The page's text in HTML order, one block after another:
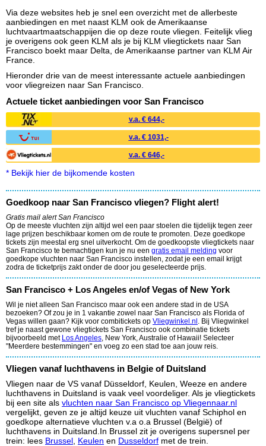
Via deze websites heb je snel een overzicht met de allerbeste
aanbiedingen en met naast KLM ook de Amerikaanse
luchtvaartmaatschappijen die op deze route vliegen. Feitelijk vlieg
je overigens ook geen KLM als je bij KLM vliegtickets naar San
Francisco boekt maar Delta, de Amerikaanse partner van KLM Air
France.
Hieronder drie van de meest interessante actuele aanbiedingen
voor vliegreizen naar San Francisco.
Actuele ticket aanbiedingen voor San Francisco
v.a. € 644,-
v.a. € 1031,-
v.a. € 646,-
* Bekijk hier de bijkomende kosten
Goedkoop naar San Francisco vliegen? Flight alert!
Gratis mail alert San Francisco
Op de meeste vluchten zijn altijd wel een paar stoelen die tijdelijk tegen zeer
lage prijzen beschikbaar komen om de route te promoten. Deze goedkope
tickets zijn meestal erg snel uitverkocht. Om de goedkoopste vliegtickets naar
San Francisco te bemachtigen kun je nu een gratis email melding voor
goedkope vluchten naar San Francisco instellen, zodat je een email krijgt
zodra de ticketprijs zakt onder de door jou geselecteerde prijs.
San Francisco + Los Angeles en/of Vegas of New York
Wil je niet alleen San Francisco maar ook een andere stad in de USA
bezoeken? Of zou je in 1 vakantie zowel naar San Francisco als Florida of
Vegas willen gaan? Kijk voor combitickets op Vliegwinkel.nl . Bij Vliegwinkel
tref je naast gewone vliegtickets San Francisco ook combinatie tickets
bijvoorbeeld met Los Angeles, New York, Australie of Hawaii! Selecteer
"Meerdere bestemmingen" en voeg zo een stad toe aan jouw reis.
Vliegen vanaf luchthavens in Belgie of Duitsland
Vliegen naar de VS vanaf Düsseldorf, Keulen, Weeze en andere
luchthavens in Duitsland is vaak veel voordeliger. Als je vliegtickets
bij een site als vluchten naar San Francisco op Vliegennaar.nl
vergelijkt, geven ze je altijd keuze uit vluchten vanaf Schiphol en
goedkope alternatieve vluchten v.a o.a Brussel (België) of
luchthavens in Duitsland.In Brussel zit je overigens supersnel per
trein: lees Brussel , Keulen en Dusseldorf met de trein.